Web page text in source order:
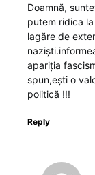
Doamnă,
putem ridica
lagăre de
apariția
spun,ești o
politică !!!
Reply